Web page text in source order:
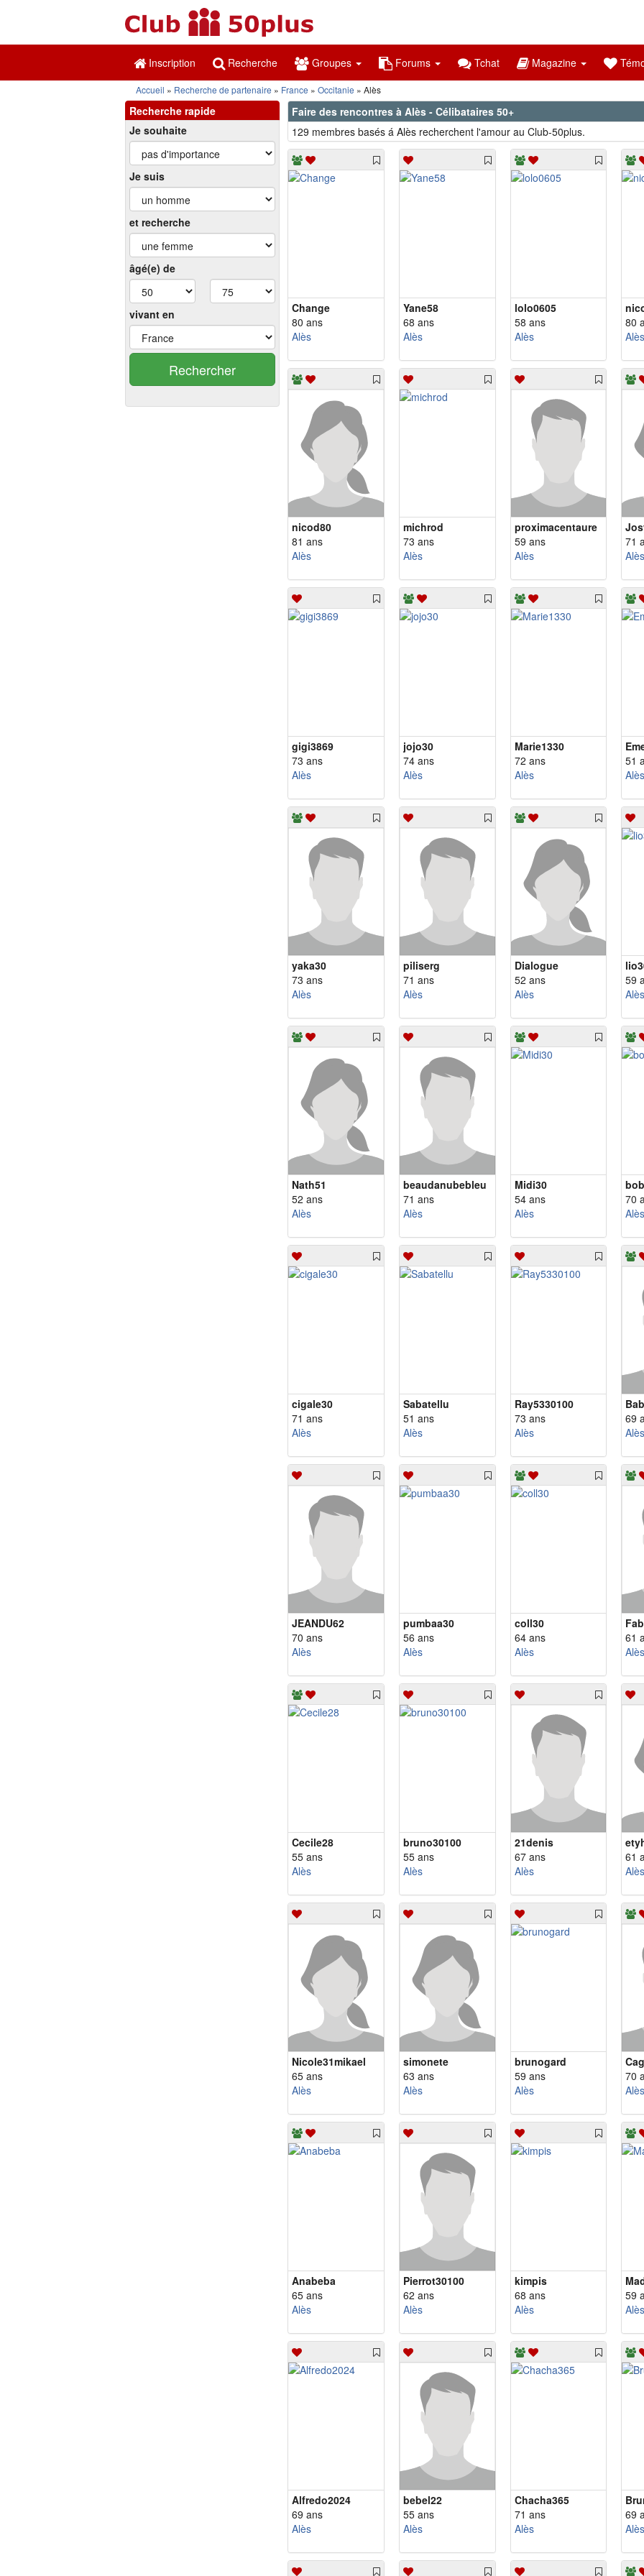
Inscription Recherche Groupes Forums Tchat Magazine
Accueil Recherche de partenaire France Occitanie Alès
Recherche rapide
Je souhaite
Je suis
et recherche
âgé(e) de
vivant en
Rechercher
Faire des rencontres à Alès - Célibataires 50+
129 membres basés á Alès recherchent l'amour au Club-50plus.
Change
80 ans
Alès
Yane58
68 ans
Alès
lolo0605
58 ans
Alès
80
Alès
nicod80
81 ans
Alès
michrod
73 ans
Alès
proximacentaure
59 ans
Alès
71
Alès
gigi3869
73 ans
Alès
jojo30
74 ans
Alès
Marie1330
72 ans
Alès
51
Alès
yaka30
73 ans
Alès
piliserg
71 ans
Alès
Dialogue
52 ans
Alès
59
Alès
Nath51
52 ans
Alès
beaudanubebleu
71 ans
Alès
Midi30
54 ans
Alès
70
Alès
cigale30
71 ans
Alès
Sabatellu
51 ans
Alès
Ray5330100
73 ans
Alès
69
Alès
JEANDU62
70 ans
Alès
pumbaa30
56 ans
Alès
coll30
64 ans
Alès
61
Alès
Cecile28
55 ans
Alès
bruno30100
55 ans
Alès
21denis
67 ans
Alès
61
Alès
Nicole31mikael
65 ans
Alès
simonete
63 ans
Alès
brunogard
59 ans
Alès
70
Alès
Anabeba
65 ans
Alès
Pierrot30100
62 ans
Alès
kimpis
68 ans
Alès
59
Alès
Alfredo2024
69 ans
Alès
bebel22
55 ans
Alès
Chacha365
71 ans
Alès
69
Alès